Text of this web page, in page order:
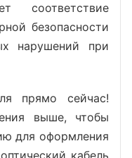
соответствие
безопасности
нарушений при
прямо сейчас!
выше, чтобы
для оформления
кабель